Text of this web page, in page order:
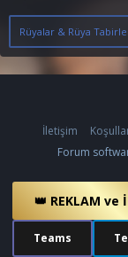
Rüyalar & Rüya
İletişim
Forum
👑 REKLAM ve
Teams